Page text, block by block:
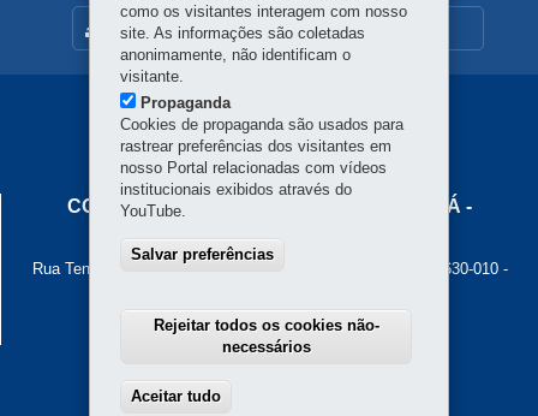
MAPA DO SITE
Navegação
Principal
Cohapar
COMPANHIA DE HABITAÇÃO DO PARANÁ -
Rua Tenente Francisco Ferreira de Souza, 766 - Hauer 81630-010-
Atendimento ao cidadão: 0800 645 00 55
Atendimento institucional: (41) 3312-5700
como os visitantes interagem com nosso
site. As informações são coletadas
anonimamente, não identificam o
visitante.
Propaganda
Cookies de propaganda são usados para
rastrear preferências dos visitantes em
nosso Portal relacionadas com vídeos
institucionais exibidos através do
YouTube.
Salvar preferências
Rejeitar todos os cookies não-
necessários
Aceitar tudo